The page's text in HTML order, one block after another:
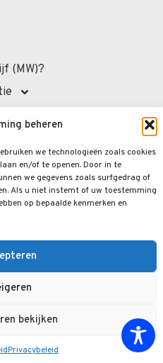
beheren
we technologieën zoals cookies
en/of te openen. Door in te
we gegevens zoals surfgedrag of
Als u niet instemt of uw toestemming
op bepaalde kenmerken en
bekijken
Privacybeleid
(MW)?
Vermeldingen